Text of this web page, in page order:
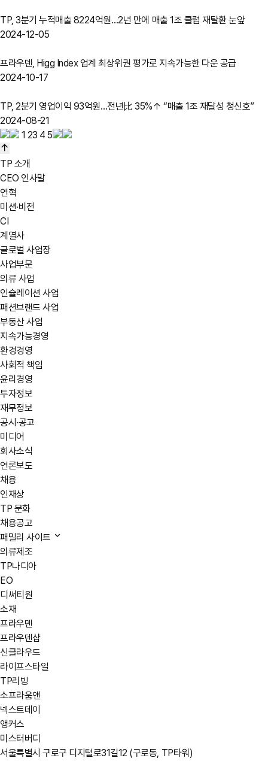
TP, 3분기 누적매출 8224억원…2년 만에 매출 1조 클럽 재탈환 눈앞
2024-12-05
프라우덴, Higg Index 업계 최상위권 평가로 지속가능한 다운 공급
2024-10-17
TP, 2분기 영업이익 93억원…전년比 35%↑ “매출 1조 재달성 청신호”
2024-08-21
1 23 4 5
TP 소개
CEO 인사말
연혁
미션·비전
CI
계열사
글로벌 사업장
사업부문
의류 사업
인슐레이션 사업
패션브랜드 사업
부동산 사업
지속가능경영
환경경영
사회적 책임
윤리경영
투자정보
재무정보
공시·공고
미디어
회사소식
언론보도
채용
인재상
TP 문화
채용공고
패밀리 사이트
의류제조
TP나디아
EO
디써티원
소재
프라우덴
프라우덴샵
신클라우드
라이프스타일
TP리빙
소프라움앤
넥스트데이
앵커스
미스터버디
서울특별시 구로구 디지털로31길12 (구로동, TP타워)